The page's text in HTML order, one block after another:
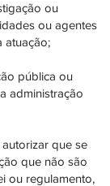
ou
ou agentes
atuação;
pública ou
administração
que se
que não são
ou regulamento,